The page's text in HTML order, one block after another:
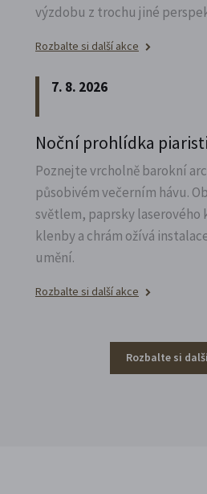
výzdobu z trochu jiné
Rozbalte si další akce
7. 8. 2026
Noční prohlídka
Poznejte vrcholně barokní
působivém večerním hávu.
světlem, paprsky
klenby a chrám ožívá
umění.
Rozbalte si další akce
Rozbalte si